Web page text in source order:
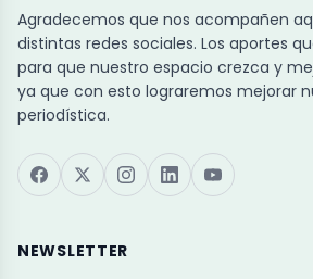
Agradecemos que nos acompañen
distintas redes sociales. Los aportes
para que nuestro espacio crezca y
ya que con esto lograremos mejorar
periodística.
NEWSLETTER